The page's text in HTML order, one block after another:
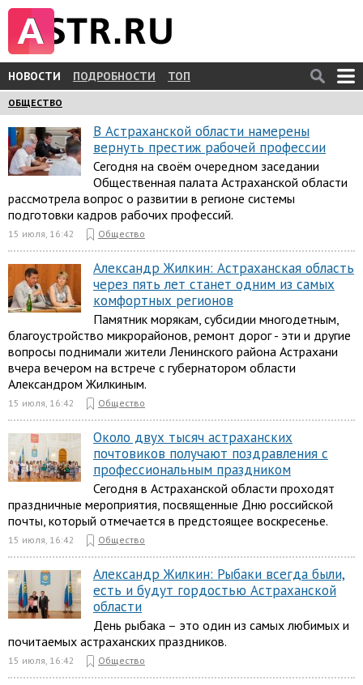
НОВОСТИ ПОДРОБНОСТИ ТОП
ОБЩЕСТВО
В Астраханской области намерены
вернуть престиж рабочей профессии
Сегодня на своём очередном заседании
Общественная палата Астраханской области
рассмотрела вопрос о развитии в регионе системы
подготовки кадров рабочих профессий.
15 июля, 16:42 Общество
Александр Жилкин: Астраханская область
через пять лет станет одним из самых
комфортных регионов
Памятник морякам, субсидии многодетным,
благоустройство микрорайонов, ремонт дорог - эти и другие
вопросы поднимали жители Ленинского района Астрахани
вчера вечером на встрече с губернатором области
Александром Жилкиным.
15 июля, 16:42 Общество
Около двух тысяч астраханских
почтовиков получают поздравления с
профессиональным праздником
Сегодня в Астраханской области проходят
праздничные мероприятия, посвященные Дню российской
почты, который отмечается в предстоящее воскресенье.
15 июля, 16:42 Общество
Александр Жилкин: Рыбаки всегда были,
есть и будут гордостью Астраханской
области
День рыбака – это один из самых любимых и
почитаемых астраханских праздников.
15 июля, 16:42 Общество